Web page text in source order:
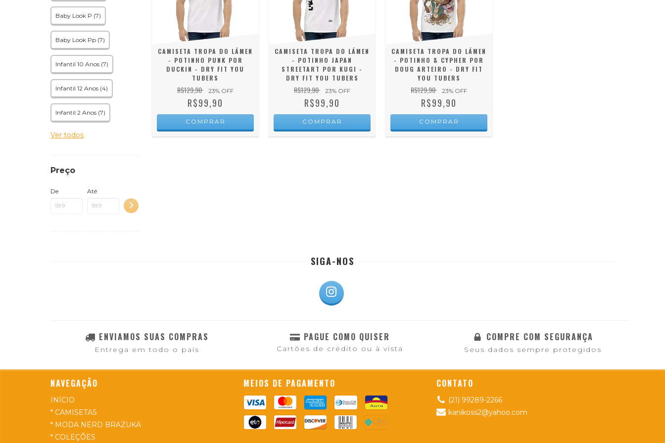
Baby Look P (7)
Baby Look Pp (7)
Infantil 10 Anos (7)
Infantil 12 Anos (4)
Infantil 2 Anos (7)
Ver todos
Preço
De Até
CAMISETA TROPA DO LÁMEN
- POTINHO PUNK POR
DUCKIN - DRY FIT YOU
TUBERS
R$129,90 23% OFF
R$99,90
COMPRAR
CAMISETA TROPA DO LÁMEN
- POTINHO JAPAN
STREETART POR KUGI -
DRY FIT YOU TUBERS
R$129,90 23% OFF
R$99,90
COMPRAR
CAMISETA TROPA DO LÁMEN
- POTINHO & CYPHER POR
DOUG ARTEIRO - DRY FIT
YOU TUBERS
R$129,90 23% OFF
R$99,90
COMPRAR
SIGA-NOS
ENVIAMOS SUAS COMPRAS
Entrega em todo o país
PAGUE COMO QUISER
Cartões de crédito ou à vista
COMPRE COM SEGURANÇA
Seus dados sempre protegidos
NAVEGAÇÃO
INÍCIO
* CAMISETAS
* MODA NERD BRAZUKA
* COLEÇÕES
MEIOS DE PAGAMENTO CONTATO
(21) 99289-2266
kanikoss2@yahoo.com